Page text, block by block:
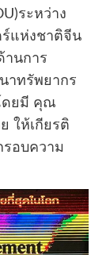
ระหว่าง
แห่งชาติจีน
านการ
าทรัพยากร
ดยมี คุณ
ให้เกียรติ
อบความ